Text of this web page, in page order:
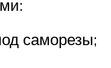
саморезы;